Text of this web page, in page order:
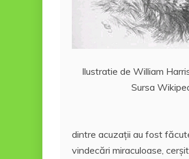
Ilustratie de William
Sursa
dintre acuzații au fost
vindecări miraculoase,